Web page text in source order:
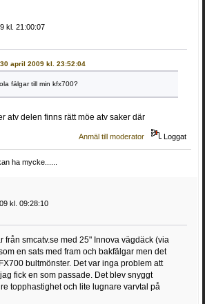
kl. 21:00:07
april 2009 kl. 23:52:04
fälgar till min kfx700?
atv delen finns rätt möe atv saker där
Anmäl till moderator Loggat
ha mycke......
kl. 09:28:10
från smcatv.se med 25" Innova vägdäck (via
en sats med fram och bakfälgar men det
bultmönster. Det var inga problem att
fick en som passade. Det blev snyggt
topphastighet och lite lugnare varvtal på